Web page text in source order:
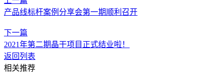
产品线标杆案例分享会第一期顺利召开
下一篇
2021年第二期晶干项目正式结业啦！
返回列表
相关推荐